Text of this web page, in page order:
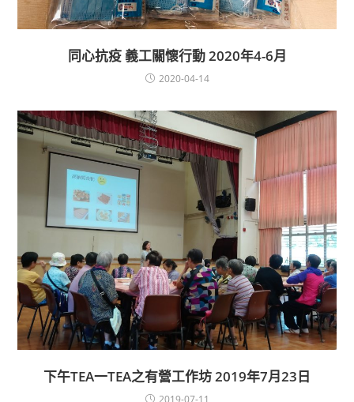
同心抗疫 義工關懷行動 2020年4-6月
2020-04-14
下午TEA一TEA之有營工作坊 2019年7月23日